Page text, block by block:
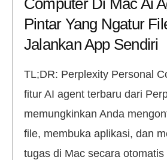
Pintar Yang Ngatur
Jalankan App Sendiri
TL;DR: Perplexity Personal
fitur AI agent terbaru dari
memungkinkan Anda
file, membuka aplikasi, dan
tugas di Mac secara